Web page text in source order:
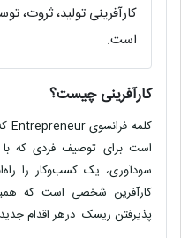
کارآفرینی تولید، ثروت،
است.
کارآفرینی چیست؟
کلمه فرانسویEntrepreneur
است برای توصیف فردی که با
سودآوری، یک کسب‌وکار را
کارآفرین شخصی است که
پذیرفتن ریسک درهر اقدام